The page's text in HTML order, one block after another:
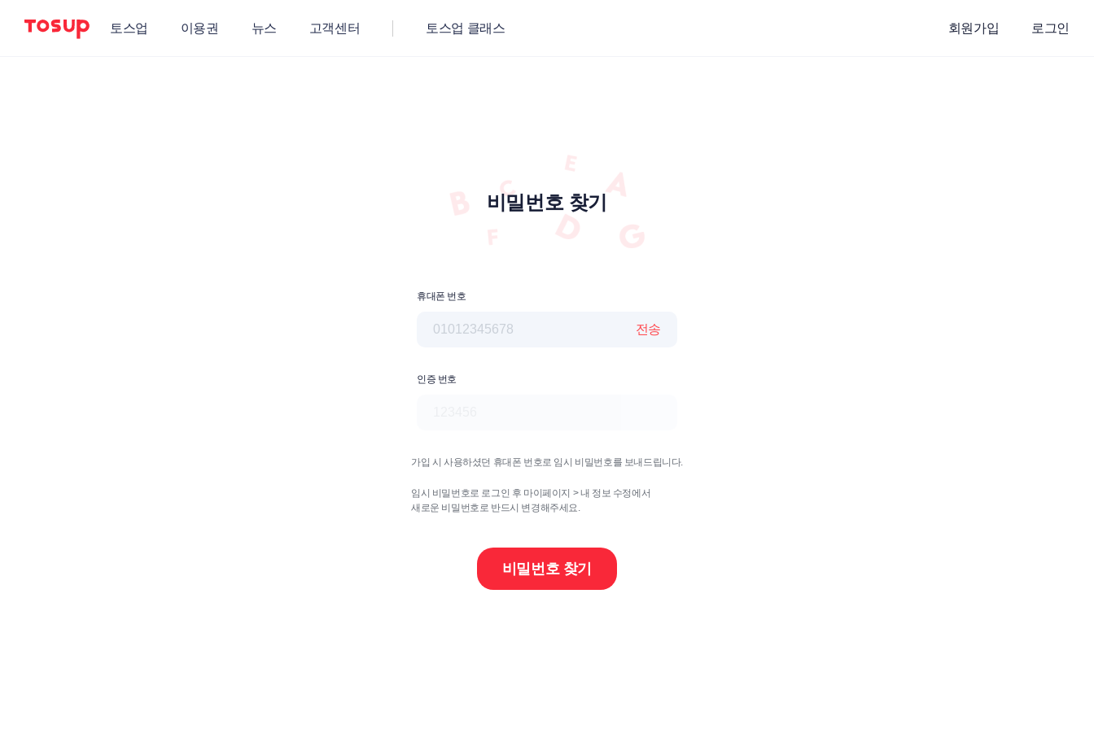
토스업 이용권 뉴스 고객센터 토스업 클래스 회원가입 로그인
비밀번호 찾기
휴대폰 번호
전송
인증 번호
가입 시 사용하셨던 휴대폰 번호로 임시 비밀번호를 보내드립니다.
임시 비밀번호로 로그인 후 마이페이지 > 내 정보 수정에서
새로운 비밀번호로 반드시 변경해주세요.
비밀번호 찾기